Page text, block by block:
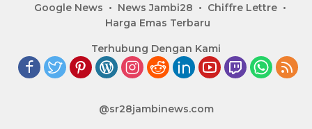
Google News
News Jambi28
Chiffre Lettre
Harga Emas Terbaru
Terhubung Dengan Kami
@sr28jambinews.com